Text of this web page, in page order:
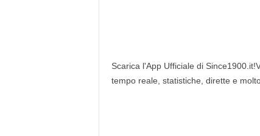
Scarica l'App Ufficiale di
tempo reale, statistiche, dirette e